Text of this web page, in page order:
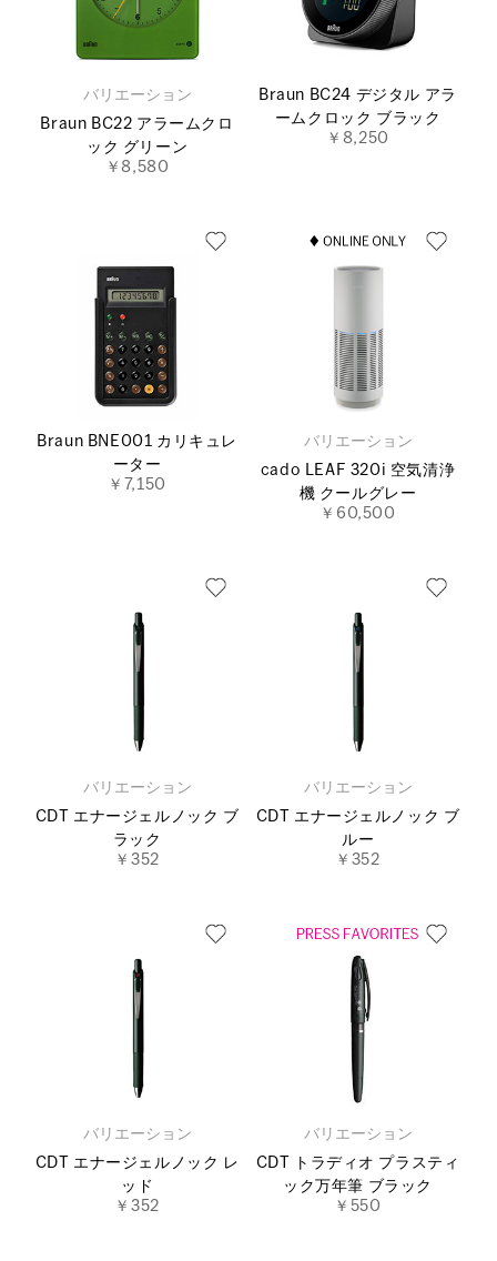
バリエーション
Braun BC22 アラームクロ
ック グリーン
￥8,580
Braun BC24 デジタル アラ
ームクロック ブラック
￥8,250
Braun BNE001 カリキュレ
ーター
￥7,150
バリエーション
cado LEAF 320i 空気清浄
機 クールグレー
￥60,500
バリエーション
CDT エナージェルノック ブ
ラック
￥352
バリエーション
CDT エナージェルノック ブ
ルー
￥352
バリエーション
CDT エナージェルノック レ
ッド
￥352
バリエーション
CDT トラディオ プラスティ
ック万年筆 ブラック
￥550